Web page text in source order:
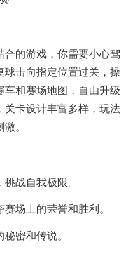
合的游戏，你需要小心驾
球击向指定位置过关，操
车和赛场地图，自由升级
关卡设计丰富多样，玩法
。
战自我极限。
场上的荣誉和胜利。
密和传说。